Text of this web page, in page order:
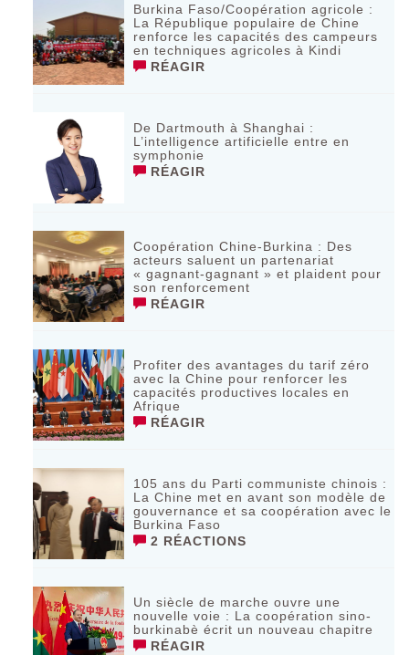
Burkina Faso/Coopération agricole :
La République populaire de Chine
renforce les capacités des campeurs
en techniques agricoles à Kindi
RÉAGIR
De Dartmouth à Shanghai :
L’intelligence artificielle entre en
symphonie
RÉAGIR
Coopération Chine-Burkina : Des
acteurs saluent un partenariat
« gagnant-gagnant » et plaident pour
son renforcement
RÉAGIR
Profiter des avantages du tarif zéro
avec la Chine pour renforcer les
capacités productives locales en
Afrique
RÉAGIR
105 ans du Parti communiste chinois :
La Chine met en avant son modèle de
gouvernance et sa coopération avec le
Burkina Faso
2 RÉACTIONS
Un siècle de marche ouvre une
nouvelle voie : La coopération sino-
burkinabè écrit un nouveau chapitre
RÉAGIR